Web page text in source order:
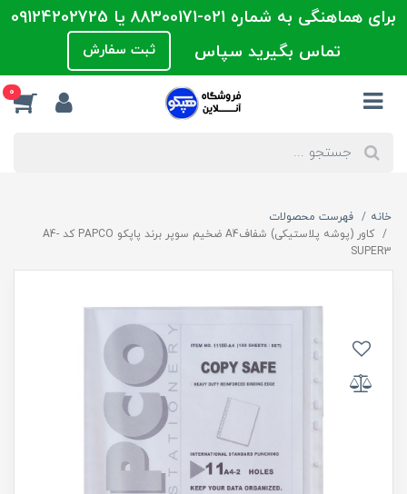
برای هماهنگی به شماره 021-88300171 یا 09124202725
تماس بگیرید سپاس
ثبت سفارش
0
خانه
فهرست محصولات
کاور (پوشه پلاستیکی) شفافA4 ضخیم سوپر برند پاپکو PAPCO کد A4-
SUPER3